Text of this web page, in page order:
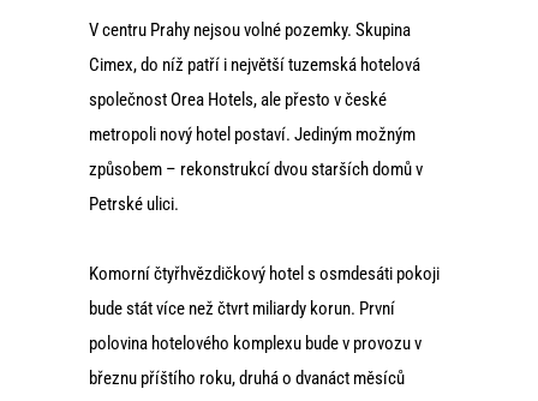
V centru Prahy nejsou volné pozemky. Skupina
Cimex, do níž patří i největší tuzemská hotelová
společnost Orea Hotels, ale přesto v české
metropoli nový hotel postaví. Jediným možným
způsobem – rekonstrukcí dvou starších domů v
Petrské ulici.
Komorní čtyřhvězdičkový hotel s osmdesáti pokoji
bude stát více než čtvrt miliardy korun. První
polovina hotelového komplexu bude v provozu v
březnu příštího roku, druhá o dvanáct měsíců